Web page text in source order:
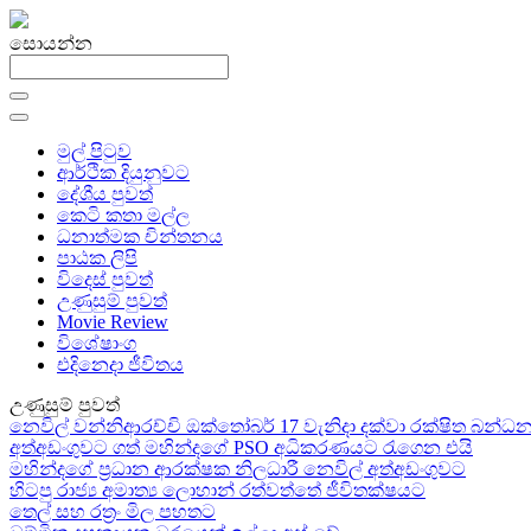
සොයන්න
මුල් පිටුව
ආර්ථික දියුනුවට
දේශීය පුවත්
කෙටි කතා මල්ල
ධනාත්මක චින්තනය
පාඨක ලිපි
විදෙස් පුවත්
උණුසුම් පුවත්
Movie Review
විශේෂාංග
එදිනෙදා ජීවිතය
උණුසුම් පුවත්
නෙවිල් වන්නිආරච්චි ඔක්තෝබර් 17 වැනිදා දක්වා රක්ෂිත
අත්අඩංගුවට ගත් මහින්දගේ PSO අධිකරණයට රැගෙන එයි
මහින්දගේ ප්‍රධාන ආරක්ෂක නිලධාරී නෙවිල් අත්අඩංගුවට
හිටපු රාජ්‍ය අමාත්‍ය ලොහාන් රත්වත්තේ ජීවිතක්ෂයට
තෙල් සහ රත්‍රං මිල පහතට